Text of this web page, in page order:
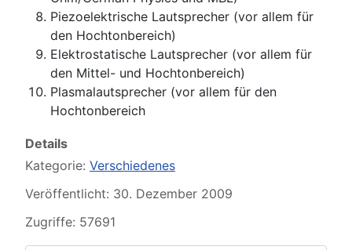
Piezoelektrische Lautsprecher (vor allem für
den Hochtonbereich)
Elektrostatische Lautsprecher (vor allem für
den Mittel- und Hochtonbereich)
Plasmalautsprecher (vor allem für den
Hochtonbereich
Details
Kategorie: Verschiedenes
Veröffentlicht: 30. Dezember 2009
Zugriffe: 57691